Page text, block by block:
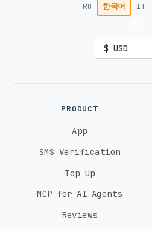
RU
한국어 IT
PRODUCT
App
SMS Verification
Top Up
MCP for AI Agents
Reviews